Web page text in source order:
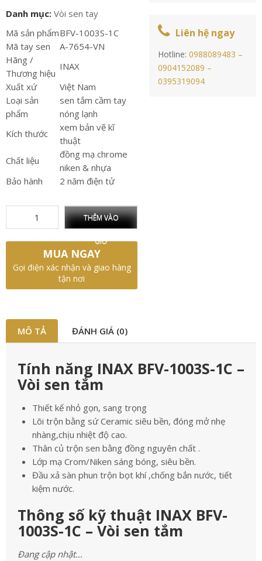
Danh mục: Vòi sen tay
Mã sản phẩmBFV-1003S-1C
Mã tay sen
A-7654-VN
Hãng /
Thương hiệu
INAX
Xuất xứ
Việt Nam
Loại sản
phẩm
sen tắm cầm tay
nóng lạnh
Kích thước
xem bản vẽ kĩ
thuật
Chất liệu
đồng mạ chrome
niken & nhựa
Bảo hành
2 năm điện tử
THÊM VÀO
GIỎ
MUA NGAY
Gọi điện xác nhận và giao hàng
tận nơi
Liên hệ ngay
Hotline:0988089483 –
0904152089 –
0395319094
MÔ TẢ ĐÁNH GIÁ (0)
Tính năng INAX BFV-1003S-1C –
Vòi sen tắm
Thiết kế nhỏ gọn, sang trọng
Lõi trộn bằng sứ Ceramic siêu bền, đóng mở nhẹ
nhàng,chịu nhiệt độ cao.
Thân củ trộn sen bằng đồng nguyên chất .
Lớp mạ Crom/Niken sáng bóng, siêu bền.
Đầu xả sàn phun trộn bọt khí ,chống bắn nước, tiết
kiệm nước.
Thông số kỹ thuật INAX BFV-
1003S-1C – Vòi sen tắm
Đang cập nhật…